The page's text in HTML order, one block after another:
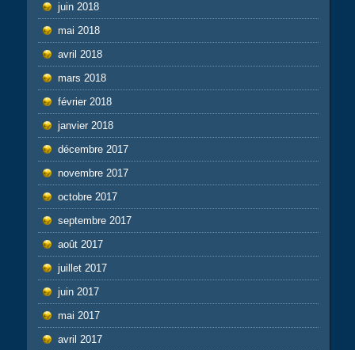
juin 2018
mai 2018
avril 2018
mars 2018
février 2018
janvier 2018
décembre 2017
novembre 2017
octobre 2017
septembre 2017
août 2017
juillet 2017
juin 2017
mai 2017
avril 2017